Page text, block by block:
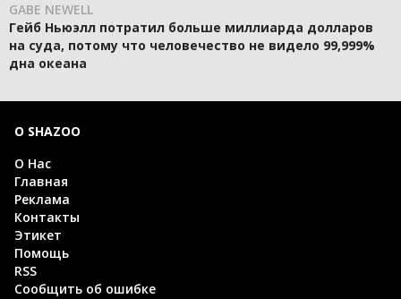
GABE NEWELL
Гейб Ньюэлл потратил больше миллиарда долларов
на суда, потому что человечество не видело 99,999%
дна океана
О SHAZOO
О Нас
Главная
Реклама
Контакты
Этикет
Помощь
RSS
Сообщить об ошибке